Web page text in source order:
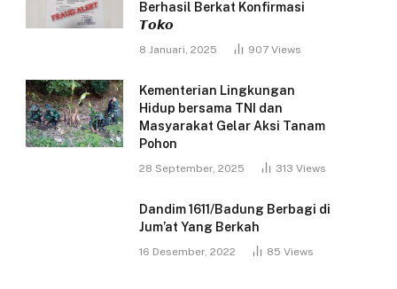
Berhasil Berkat Konfirmasi
𝙏𝙤𝙠𝙤
8 Januari, 2025 907 Views
Kementerian Lingkungan
Hidup bersama TNI dan
Masyarakat Gelar Aksi Tanam
Pohon
28 September, 2025 313 Views
Dandim 1611/Badung Berbagi di
Jum’at Yang Berkah
16 Desember, 2022 85 Views